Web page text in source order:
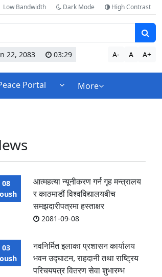
Low Bandwidth Dark Mode High Contrast
22, 2083 03:29 A- A A+
Portal More
08
आत्महत्या न्यूनीकरण गर्न गृह मन्त्रालय
र काठमाडौं विश्वविद्यालयबीच
समझदारीपत्रमा हस्ताक्षर
2081-09-08
03
नवनिर्मित इलाका प्रशासन कार्यालय
भवन उद्घाटन, राहदानी तथा राष्ट्रिय
परिचयपत्र वितरण सेवा शुभारम्भ